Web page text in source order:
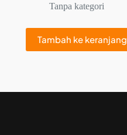
Tanpa kategori
Tambah ke keranjang